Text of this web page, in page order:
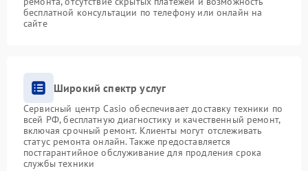
бесплатной консультации по телефону или онлайн на
сайте
Широкий спектр услуг
Сервисный центр Casio обеспечивает доставку техники по
всей РФ, бесплатную диагностику и качественный ремонт,
включая срочный ремонт. Клиенты могут отслеживать
статус ремонта онлайн. Также предоставляется
постгарантийное обслуживание для продления срока
службы техники